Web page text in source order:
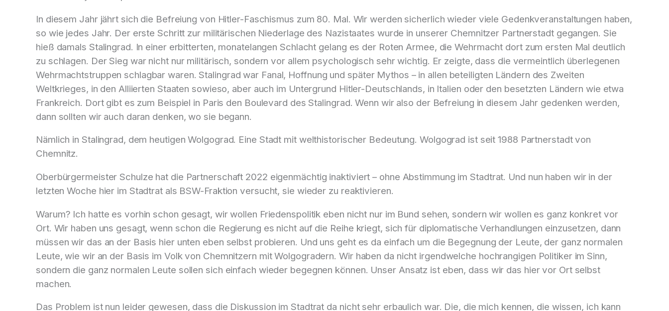
In diesem Jahr jährt sich die Befreiung von Hitler-Faschismus zum 80. Mal. Wir werden sicherlich wieder viele Gedenkveranstaltungen haben,
so wie jedes Jahr. Der erste Schritt zur militärischen Niederlage des Nazistaates wurde in unserer Chemnitzer Partnerstadt gegangen. Sie
hieß damals Stalingrad. In einer erbitterten, monatelangen Schlacht gelang es der Roten Armee, die Wehrmacht dort zum ersten Mal deutlich
zu schlagen. Der Sieg war nicht nur militärisch, sondern vor allem psychologisch sehr wichtig. Er zeigte, dass die vermeintlich überlegenen
Wehrmachtstruppen schlagbar waren. Stalingrad war Fanal, Hoffnung und später Mythos – in allen beteiligten Ländern des Zweiten
Weltkrieges, in den Alliierten Staaten sowieso, aber auch im Untergrund Hitler-Deutschlands, in Italien oder den besetzten Ländern wie etwa
Frankreich. Dort gibt es zum Beispiel in Paris den Boulevard des Stalingrad. Wenn wir also der Befreiung in diesem Jahr gedenken werden,
dann sollten wir auch daran denken, wo sie begann.
Nämlich in Stalingrad, dem heutigen Wolgograd. Eine Stadt mit welthistorischer Bedeutung. Wolgograd ist seit 1988 Partnerstadt von
Chemnitz.
Oberbürgermeister Schulze hat die Partnerschaft 2022 eigenmächtig inaktiviert – ohne Abstimmung im Stadtrat. Und nun haben wir in der
letzten Woche hier im Stadtrat als BSW-Fraktion versucht, sie wieder zu reaktivieren.
Warum? Ich hatte es vorhin schon gesagt, wir wollen Friedenspolitik eben nicht nur im Bund sehen, sondern wir wollen es ganz konkret vor
Ort. Wir haben uns gesagt, wenn schon die Regierung es nicht auf die Reihe kriegt, sich für diplomatische Verhandlungen einzusetzen, dann
müssen wir das an der Basis hier unten eben selbst probieren. Und uns geht es da einfach um die Begegnung der Leute, der ganz normalen
Leute, wie wir an der Basis im Volk von Chemnitzern mit Wolgogradern. Wir haben da nicht irgendwelche hochrangigen Politiker im Sinn,
sondern die ganz normalen Leute sollen sich einfach wieder begegnen können. Unser Ansatz ist eben, dass wir das hier vor Ort selbst
machen.
Das Problem ist nun leider gewesen, dass die Diskussion im Stadtrat da nicht sehr erbaulich war. Die, die mich kennen, die wissen, ich kann